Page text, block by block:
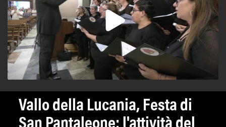
Vallo della Lucania, Festa di